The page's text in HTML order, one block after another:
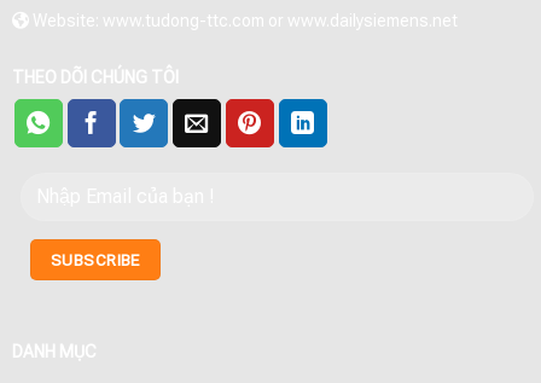
Website: www.tudong-ttc.com or www.dailysiemens.net
THEO DÕI CHÚNG TÔI
DANH MỤC